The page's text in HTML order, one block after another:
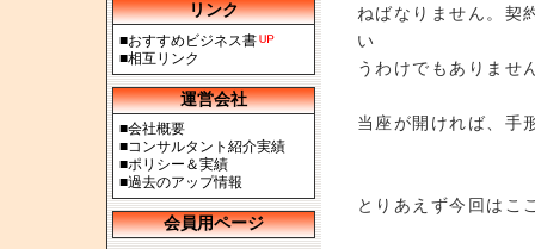
リンク
■おすすめビジネス書
■相互リンク
運営会社
■会社概要
■コンサルタント紹介実績
■ポリシー＆実績
■過去のアップ情報
会員用ページ
ねばなりません。契
い
うわけでもありませ
当座が開ければ、手
とりあえず今回はこ